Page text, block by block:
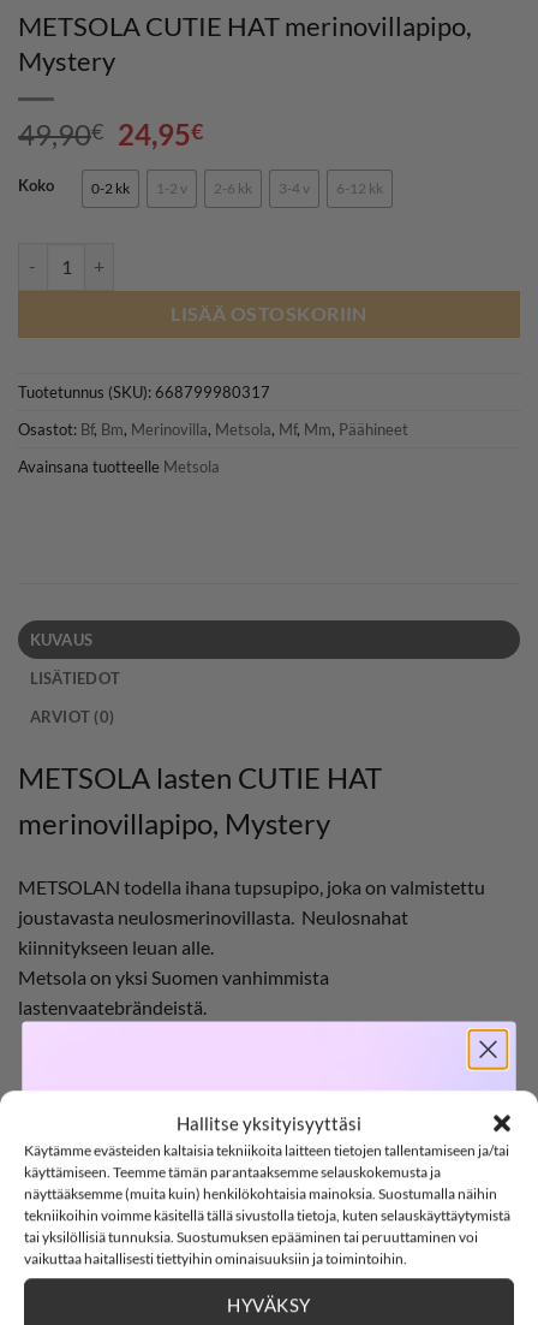
Hallitse yksityisyyttäsi
Käytämme evästeiden kaltaisia tekniikoita laitteen tietojen tallentamiseen ja/tai
käyttämiseen. Teemme tämän parantaaksemme selauskokemusta ja
näyttääksemme (muita kuin) henkilökohtaisia mainoksia. Suostumalla näihin
tekniikoihin voimme käsitellä tällä sivustolla tietoja, kuten selauskäyttäytymistä
tai yksilöllisiä tunnuksia. Suostumuksen epääminen tai peruuttaminen voi
vaikuttaa haitallisesti tiettyihin ominaisuuksiin ja toimintoihin.
HYVÄKSY
METSOLA CUTIE HAT merinovillapipo,
Mystery
49,90€ Alkuperäinen
hinta
oli:
49,90€.
24,95€Nykyinen
hinta
on:
24,95€.
Koko 0-2 kk 1-2 v 2-6 kk 3-4 v 6-12 kk
LISÄÄ OSTOSKORIIN
Tuotetunnus (SKU):668799980317
Osastot: Bf, Bm, Merinovilla, Metsola, Mf, Mm, Päähineet
Avainsana tuotteelle Metsola
KUVAUS
LISÄTIEDOT
ARVIOT (0)
METSOLA lasten CUTIE HAT
merinovillapipo, Mystery
METSOLAN todella ihana tupsupipo, joka on valmistettu
joustavasta neulosmerinovillasta. Neulosnahat
kiinnitykseen leuan alle.
Metsola on yksi Suomen vanhimmista
lastenvaatebrändeistä.
Materiaali: 100% merinovillaa vuori:100% puuvillaa
Hoito: käsinpesu
Metsolan pipot
-40%
SOFTSHELL
-15%
15% ALENNUS KOODILLA:SOFTSHELL15
Countdown ends in:
: 45